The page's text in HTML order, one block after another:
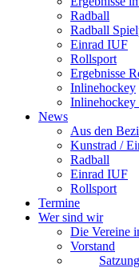
Radball
Radball
Einrad IUF
Rollsport
Ergebnisse
Inlinehockey
Inlinehockey
News
Aus den
Kunstrad /
Radball
Einrad IUF
Rollsport
Termine
Wer sind wir
Die Vereine
Vorstand